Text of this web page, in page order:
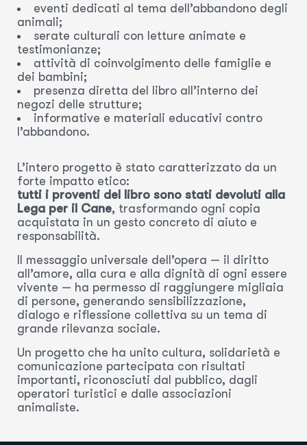
eventi dedicati al tema dell’abbandono degli
animali;
serate culturali con letture animate e
testimonianze;
attività di coinvolgimento delle famiglie e
dei bambini;
presenza diretta del libro all’interno dei
negozi delle strutture;
informative e materiali educativi contro
l’abbandono.
L’intero progetto è stato caratterizzato da un
forte impatto etico:
tutti i proventi del libro sono stati devoluti alla
Lega per il Cane, trasformando ogni copia
acquistata in un gesto concreto di aiuto e
responsabilità.
Il messaggio universale dell’opera — il diritto
all’amore, alla cura e alla dignità di ogni essere
vivente — ha permesso di raggiungere migliaia
di persone, generando sensibilizzazione,
dialogo e riflessione collettiva su un tema di
grande rilevanza sociale.
Un progetto che ha unito cultura, solidarietà e
comunicazione partecipata con risultati
importanti, riconosciuti dal pubblico, dagli
operatori turistici e dalle associazioni
animaliste.